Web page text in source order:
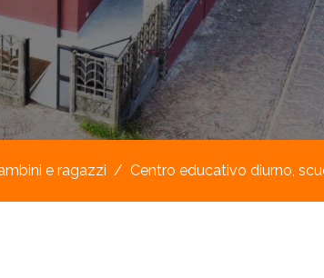
e ragazzi Centro educativo diurno,